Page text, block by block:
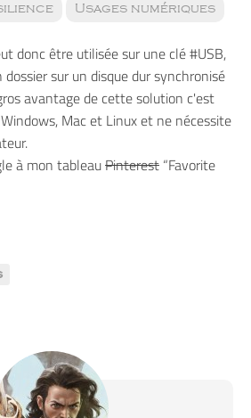
Usages numériques
donc être utilisée sur une clé #USB,
sur un disque dur synchronisé
avantage de cette solution c'est
Mac et Linux et ne nécessite
à mon tableauPinterest “Favorite